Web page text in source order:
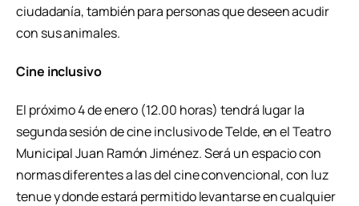
ciudadanía, también para personas que deseen acudir
con sus animales.
Cine inclusivo
El próximo 4 de enero (12.00 horas) tendrá lugar la
segunda sesión de cine inclusivo de Telde, en el Teatro
Municipal Juan Ramón Jiménez. Será un espacio con
normas diferentes a las del cine convencional, con luz
tenue y donde estará permitido levantarse en cualquier